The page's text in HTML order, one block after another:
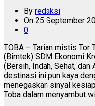
By redaksi
On 25 September
0
TOBA – Tarian mistis Tor
(Bimtek) SDM Ekonomi
(Bersih, Indah, Sehat, dan
destinasi ini pun kaya
menegaskan sinyal
Toba dalam menyambut